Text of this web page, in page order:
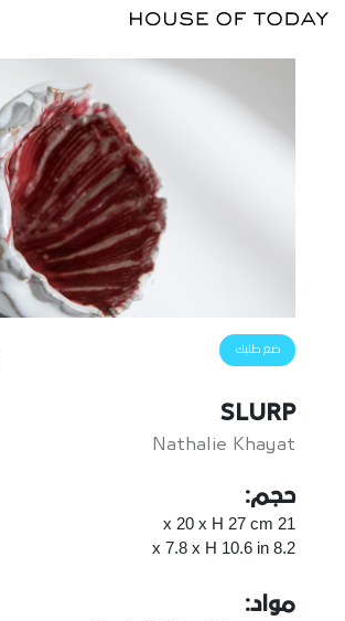
ضع طلبك
SLURP
Nathalie Khayat
حجم:
21 x 20 x H 27 cm
8.2 x 7.8 x H 10.6 in
مواد: